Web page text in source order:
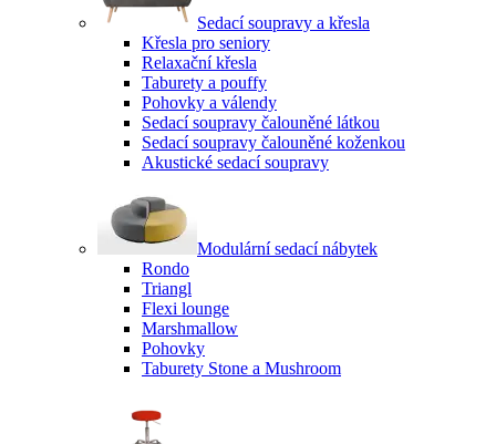
Sedací soupravy a křesla
Křesla pro seniory
Relaxační křesla
Taburety a pouffy
Pohovky a válendy
Sedací soupravy čalouněné látkou
Sedací soupravy čalouněné koženkou
Akustické sedací soupravy
Modulární sedací nábytek
Rondo
Triangl
Flexi lounge
Marshmallow
Pohovky
Taburety Stone a Mushroom